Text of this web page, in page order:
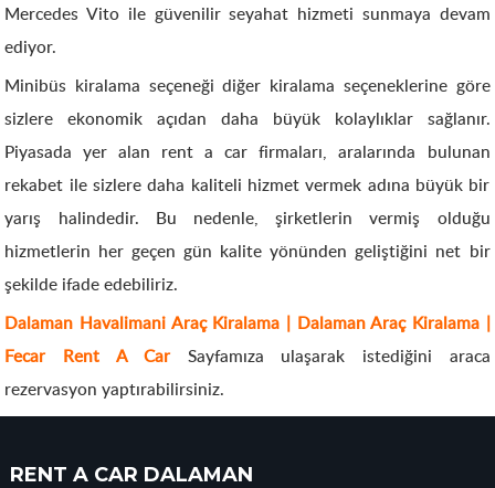
Mercedes Vito ile güvenilir seyahat hizmeti sunmaya devam
ediyor.
Minibüs kiralama seçeneği diğer kiralama seçeneklerine göre
sizlere ekonomik açıdan daha büyük kolaylıklar sağlanır.
Piyasada yer alan rent a car firmaları, aralarında bulunan
rekabet ile sizlere daha kaliteli hizmet vermek adına büyük bir
yarış halindedir. Bu nedenle, şirketlerin vermiş olduğu
hizmetlerin her geçen gün kalite yönünden geliştiğini net bir
şekilde ifade edebiliriz.
Dalaman Havalimani Araç Kiralama | Dalaman Araç Kiralama |
Fecar Rent A Car Sayfamıza ulaşarak istediğini araca
rezervasyon yaptırabilirsiniz.
RENT A CAR DALAMAN